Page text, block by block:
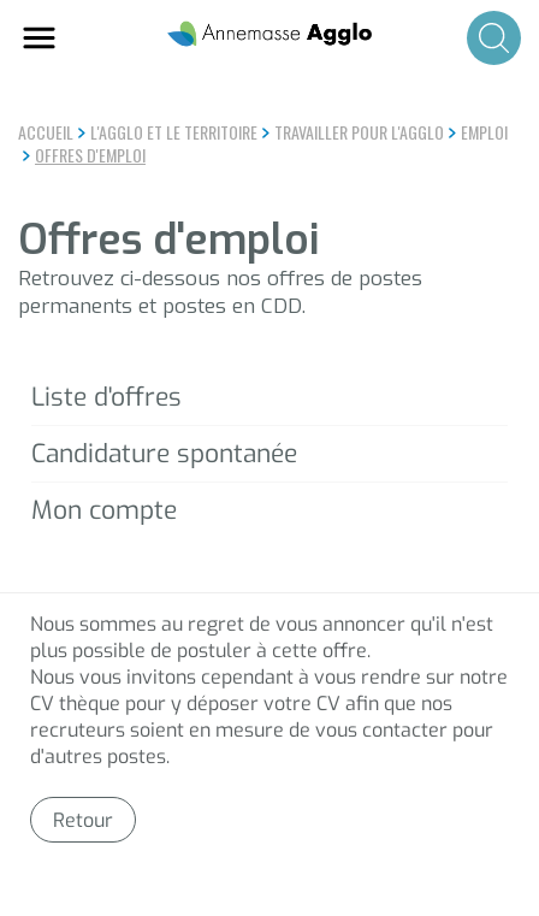
ACCUEIL L'AGGLO ET LE TERRITOIRE TRAVAILLER POUR L'AGGLO
EMPLOI
OFFRES D'EMPLOI
Offres d'emploi
Retrouvez ci-dessous nos offres de postes
permanents et postes en CDD.